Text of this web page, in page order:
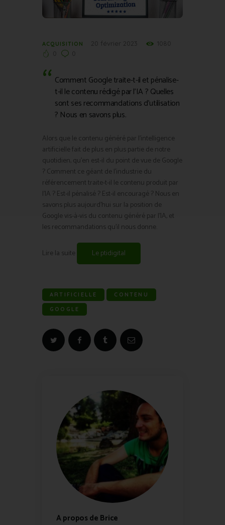
ACQUISITION
Comment Google traite-t-il et pénalise-
t-il le contenu rédigé par l’IA ? Quelles
sont ses recommandations d’utilisation
? Nous en savons plus.
Alors que le contenu généré par l’intelligence
artificielle fait de plus en plus partie de notre
quotidien, qu’en est-il du point de vue de Google
? Comment ce géant de l’industrie du
référencement traite-t-il le contenu produit par
l’IA ? Est-il pénalisé ? Est-il encouragé ? Nous en
savons plus aujourd’hui sur la position de
Google vis-à-vis du contenu généré par l’IA, et
les recommandations qu’il nous donne.
Lire la suite Le ptidigital
ARTIFICIELLE CONTENU
GOOGLE
A propos de Brice